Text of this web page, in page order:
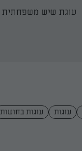
עוגת שיש משפחתית
עוגות עוגות בחושות